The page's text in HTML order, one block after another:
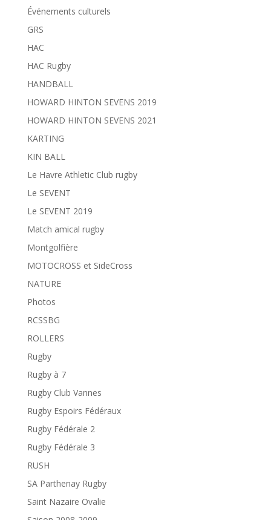
Événements culturels
GRS
HAC
HAC Rugby
HANDBALL
HOWARD HINTON SEVENS 2019
HOWARD HINTON SEVENS 2021
KARTING
KIN BALL
Le Havre Athletic Club rugby
Le SEVENT
Le SEVENT 2019
Match amical rugby
Montgolfière
MOTOCROSS et SideCross
NATURE
Photos
RCSSBG
ROLLERS
Rugby
Rugby à 7
Rugby Club Vannes
Rugby Espoirs Fédéraux
Rugby Fédérale 2
Rugby Fédérale 3
RUSH
SA Parthenay Rugby
Saint Nazaire Ovalie